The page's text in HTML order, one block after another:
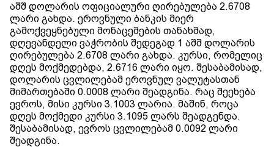
აშშ დოლარის ოფიციალური ღირებულება 2.6708
ლარი გახდა. ეროვნული ბანკის მიერ
გამოქვეყნებული მონაცემების თანახმად,
დღევანდელი ვაჭრობის შედეგად 1 აშშ დოლარის
ღირებულება 2.6708 ლარი გახდა. კურსი, რომელიც
დღეს მოქმედებდა, 2.6716 ლარი იყო. შესაბამისად,
დოლარის ცვლილებამ ეროვნულ ვალუტასთან
მიმართებაში 0.0008 ლარი შეადგინა. რაც შეეხება
ევროს, მისი კურსი 3.1003 ლარია. მაშინ, როცა
დღეს მოქმედი კურსი 3.1095 ლარს შეადგენდა.
შესაბამისად, ევროს ცვლილებამ 0.0092 ლარი
შეადგინა.